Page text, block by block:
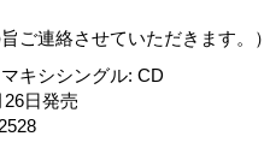
ご連絡させていただきます。）
キシシングル: CD
26日発売